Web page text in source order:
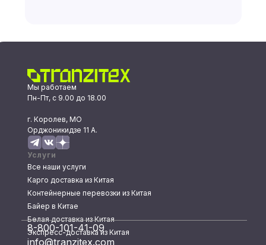
Мы работаем
Пн-Пт, с 9.00 до 18.00
г. Королев, МО
Орджоникидзе 11 А.
Услуги
Все наши услуги
Карго доставка из Китая
Контейнерные перевозки из Китая
Байер в Китае
Белая доставка из Китая
Экспресс-доставка из Китая
8-800-101-41-09
info@tranzitex.com